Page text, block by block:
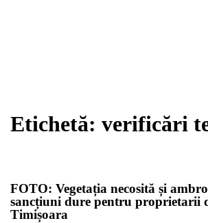
Etichetă: verificări
FOTO: Vegetația necosită și
sancțiuni dure pentru proprietarii
Timișoara